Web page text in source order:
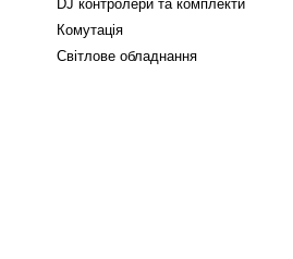
DJ контролери та комплекти
Комутація
Світлове обладнання